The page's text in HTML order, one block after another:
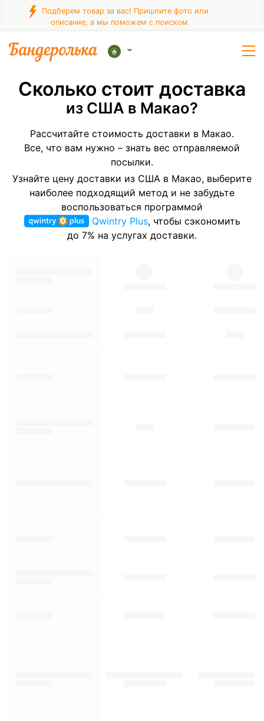
Подберем товар за вас! Пришлите фото или
описание, а мы поможем с поиском
Сколько стоит доставка
из США в Макао?
Рассчитайте стоимость доставки в Макао.
Все, что вам нужно – знать вес отправляемой
посылки.
Узнайте цену доставки из США в Макао, выберите
наиболее подходящий метод и не забудьте
воспользоваться программой
Qwintry Plus, чтобы сэкономить
до 7% на услугах доставки.